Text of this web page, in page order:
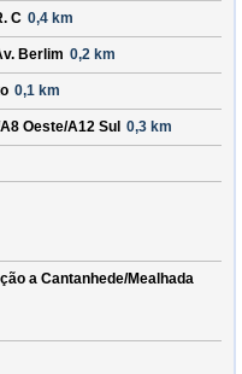
C 0,4 km
Berlim 0,2 km
0,1 km
Oeste/A12 Sul 0,3 km
a Cantanhede/Mealhada